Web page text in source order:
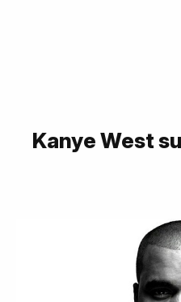
Kanye West